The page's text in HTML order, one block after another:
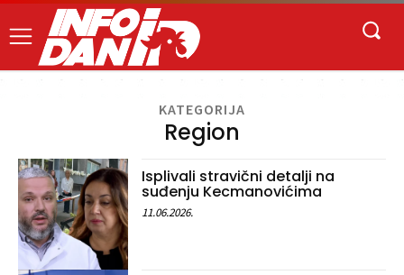
KATEGORIJA
Region
Isplivali stravični detalji na
suđenju Kecmanovićima
11.06.2026.